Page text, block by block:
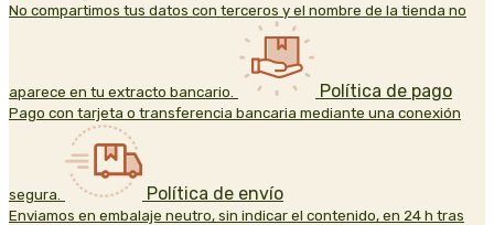
No compartimos tus datos con terceros y el nombre de la tienda no
aparece en tu extracto bancario. Política de pago
Pago con tarjeta o transferencia bancaria mediante una conexión
segura. Política de envío
Enviamos en embalaje neutro, sin indicar el contenido, en 24 h tras